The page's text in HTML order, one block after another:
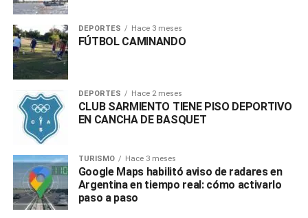
DEPORTES Hace 3 meses
FÚTBOL CAMINANDO
DEPORTES Hace 2 meses
CLUB SARMIENTO TIENE PISO DEPORTIVO
EN CANCHA DE BASQUET
TURISMO Hace 3 meses
Google Maps habilitó aviso de radares en
Argentina en tiempo real: cómo activarlo
paso a paso